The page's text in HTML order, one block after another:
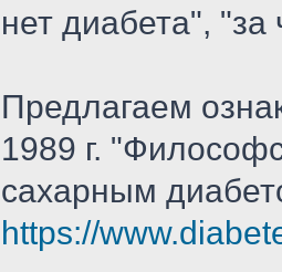
нет диабета", "за
Предлагаем
1989 г.
сахарным
https://